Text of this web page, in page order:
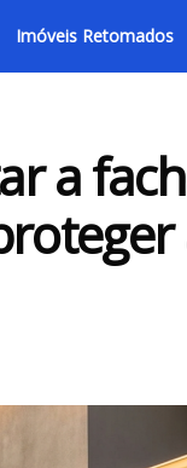
Imóveis Retomados
a